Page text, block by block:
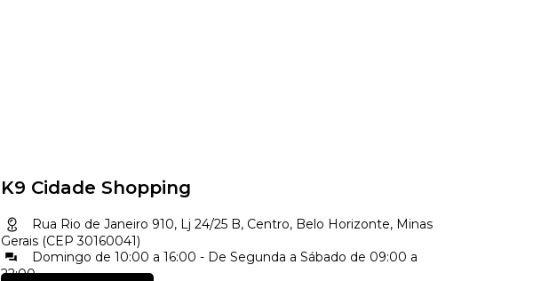
K9 Cidade Shopping
Rua Rio de Janeiro 910, Lj 24/25 B, Centro, Belo Horizonte, Minas
Gerais (CEP 30160041)
Domingo de 10:00 a 16:00 - De Segunda a Sábado de 09:00 a
22:00